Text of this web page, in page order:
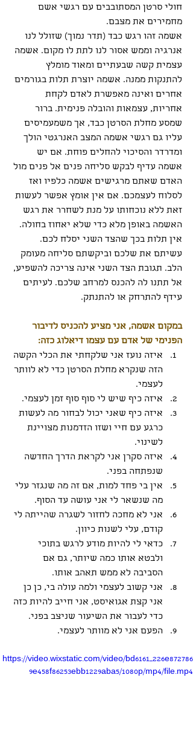
חולי סרטן המסתובבים עם רגשי אשם
מחמירים את מצבם.
אשמה זהו רגש כבד (תדר נמוך) שזולל לנו
אנרגיה וממש אסור לנו לתת לו מקום. אשמה
עצמית קשה שבעתיים ומאוד מומלץ
להתנקות ממנה. אשמה יוצרת תלות בגורמים
אחרים ואינה מאפשרת לאדם לקחת
אחריות, עצמאות והובלה פנימית. ברור
שמסע מחלת הסרטן כבד, אך משמעמיסים
עליו גם רגשי אשמה המצב האנרגטי הולך
ומדרדר והסיכוי להחלים פוחת. אם יש
אשמה עדיף לבקש סליחה פנים אל פנים מול
האדם שאתם מרגישים אשמה כלפיו ואז
לסלוח לעצמכם. אם אין אומץ אפשר לעשות
זאת ללא נוכחותו על מנת לשחרר את רגש
האשמה באופן מלא כדי שלא יאחוז בחולה.
אין תלות בכך שהצד השני יסלח לכם.
עשיתם את שלכם וביקשתם סליחה מעומק
הלב. תגובת הצד השני אינה צריכה להשפיע,
אל תתנו לה להכנס למרחב שלכם. לעיתים
עידף להתרחק או להתנתק.
במקום אשמה, אני מציע להכניס לדיבור
הפנימי של אדם עם עצמו דיאלוג כזה:
איזה נועז אני שלקחתי את הכלי הקשה
הזה שנקרא מחלת הסרטן כדי לא לוותר
לעצמי.
איזה כיף שיש לי סוף סוף זמן לעצמי.
איזה כיף שאני יכול לבחור מה לעשות
כרגע עם חיי ושזו הזדמנות מצויינת
לשינוי.
איזה סקרן אני לקראת הדרך החדשה
שנפתחה בפני.
אין בי פחד למות, אם זה מה שנגזר עלי
מה שנשאר לי אני עושה עד הסוף.
אני לא מחכה לחזור לשגרה שהייתה לי
קודם, עלי לשנות כיוון.
כדאי לי להיות מודע לרגש בתוכי
ולבטא אותו כמה שיותר, גם אם
הסביבה לא ממש תאהב אותו.
אני קשוב לעצמי ולמה עולה בי, כן כן
אני קצת אגואיסט, אני חייב להיות כזה
כדי לעבור את השיעור שניצב בפני.
הפעם אני לא מוותר לעצמי.
https://video.wixstatic.com/video/bd6161_226e872786
9e458f86253ebb1229aba5/1080p/mp4/file.mp4